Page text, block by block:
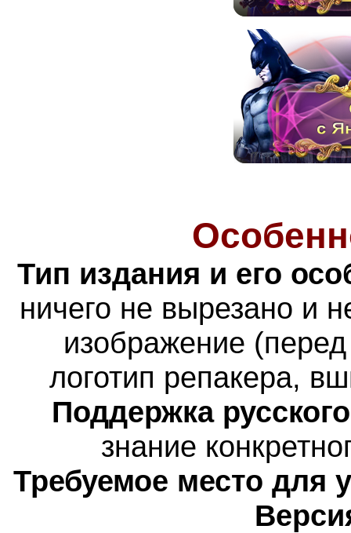
Тип издания и его
ничего не вырезано и
изображение
логотип репакера,
Поддержка
знание
Требуемое место для